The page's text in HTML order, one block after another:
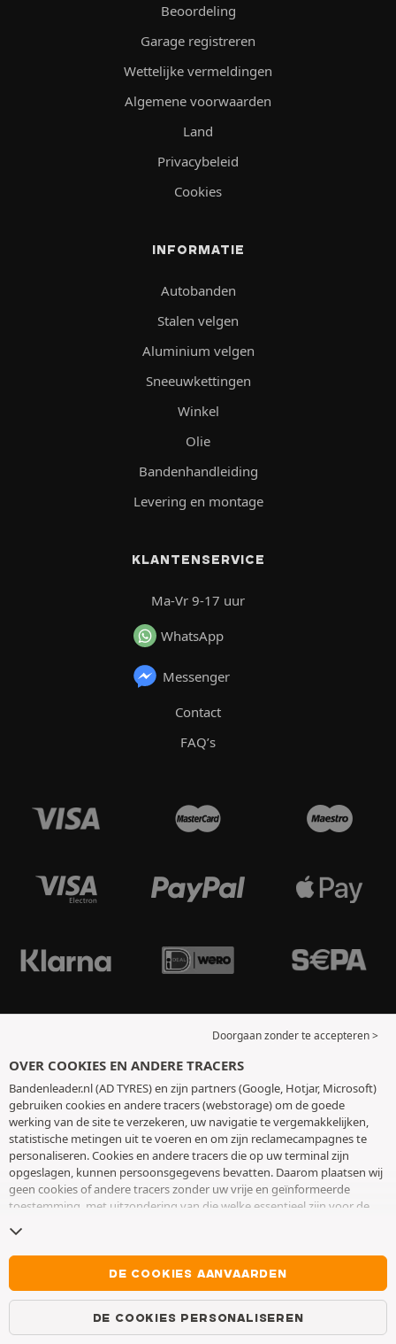
Beoordeling
Garage registreren
Wettelijke vermeldingen
Algemene voorwaarden
Land
Privacybeleid
Cookies
INFORMATIE
Autobanden
Stalen velgen
Aluminium velgen
Sneeuwkettingen
Winkel
Olie
Bandenhandleiding
Levering en montage
KLANTENSERVICE
Ma-Vr 9-17 uur
WhatsApp
Messenger
Contact
FAQ’s
Doorgaan zonder te accepteren >
OVER COOKIES EN ANDERE TRACERS
Bandenleader.nl (AD TYRES) en zijn partners (Google, Hotjar, Microsoft)
gebruiken cookies en andere tracers (webstorage) om de goede
werking van de site te verzekeren, uw navigatie te vergemakkelijken,
statistische metingen uit te voeren en om zijn reclamecampagnes te
personaliseren. Cookies en andere tracers die op uw terminal zijn
opgeslagen, kunnen persoonsgegevens bevatten. Daarom plaatsen wij
geen cookies of andere tracers zonder uw vrije en geïnformeerde
toestemming, met uitzondering van die welke essentieel zijn voor de
toestemming op elk moment intrekken door naar de pagina over
cookies en andere tracerste gaan. U kunt ervoor kiezen om verder te
surfen zonder het deponeren van cookies of andere tracers te
aanvaarden. Weigering verhindert de toegang tot diensten niet AD
TYRES. Voor meer informatie,
DE COOKIES AANVAARDEN
DE COOKIES PERSONALISEREN